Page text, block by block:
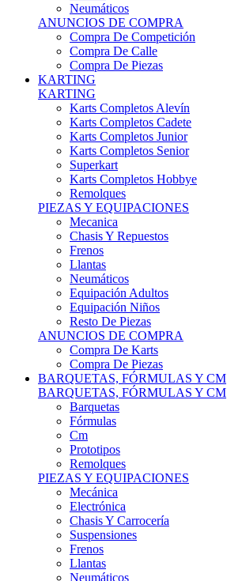
ANUNCIOS DE COMPRA
Compra De Competición
Compra De Calle
Compra De Piezas
KARTING
KARTING
Karts Completos Alevín
Karts Completos Cadete
Karts Completos Junior
Karts Completos Senior
Superkart
Karts Completos Hobbye
Remolques
PIEZAS Y EQUIPACIONES
Mecanica
Chasis Y Repuestos
Frenos
Llantas
Neumáticos
Equipación Adultos
Equipación Niños
Resto De Piezas
ANUNCIOS DE COMPRA
Compra De Karts
Compra De Piezas
BARQUETAS, FÓRMULAS Y CM
BARQUETAS, FÓRMULAS Y CM
Barquetas
Fórmulas
Cm
Prototipos
Remolques
PIEZAS Y EQUIPACIONES
Mecánica
Electrónica
Chasis Y Carrocería
Suspensiones
Frenos
Llantas
Neumáticos
Resto De Piezas